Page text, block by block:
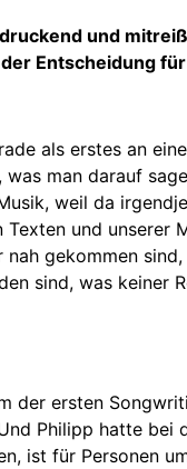
und
Entscheidung
als erstes an
was man darauf
weil da
Texten und unserer
nah gekommen
sind, was keiner
der ersten
Philipp hatte bei
ist für Personen